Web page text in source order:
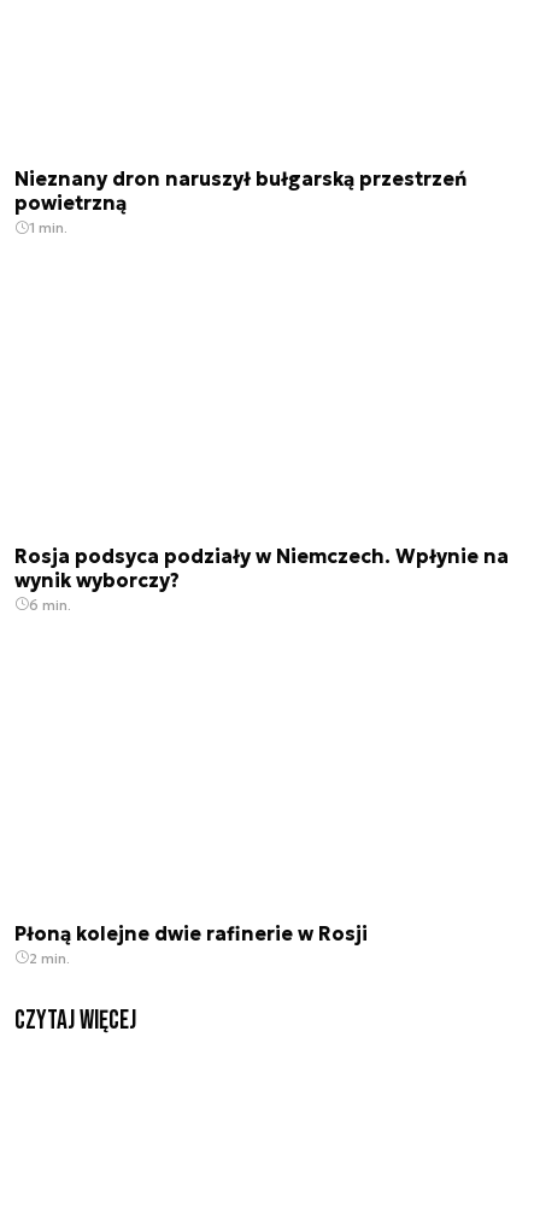
Nieznany dron naruszył bułgarską przestrzeń
powietrzną
1 min.
Rosja podsyca podziały w Niemczech. Wpłynie na
wynik wyborczy?
6 min.
Płoną kolejne dwie rafinerie w Rosji
2 min.
czytaj więcej